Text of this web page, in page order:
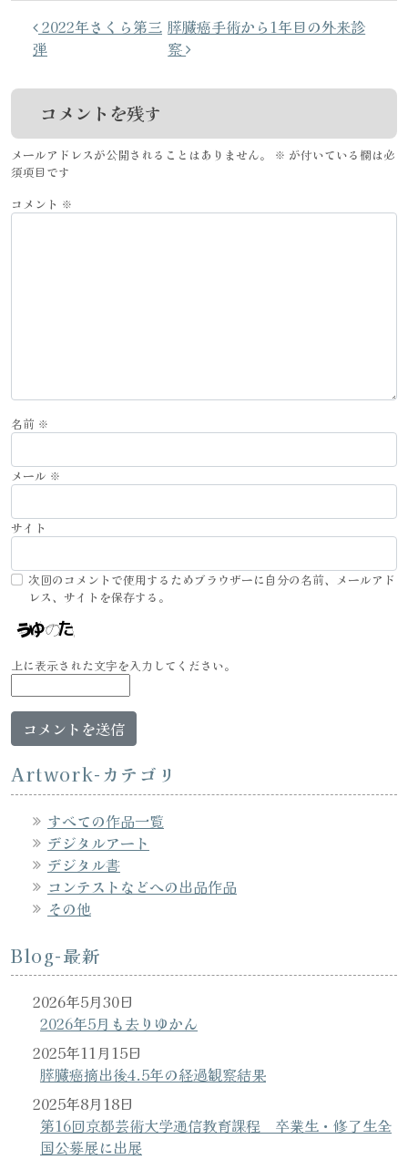
投稿ナビゲーション
2022年さくら第三
弾
膵臓癌手術から1年目の外来診
察
コメントを残す
メールアドレスが公開されることはありません。 ※ が付いている欄は必
須項目です
コメント ※
名前 ※
メール ※
サイト
次回のコメントで使用するためブラウザーに自分の名前、メールアド
レス、サイトを保存する。
上に表示された文字を入力してください。
Artwork-カテゴリ
すべての作品一覧
デジタルアート
デジタル書
コンテストなどへの出品作品
その他
Blog-最新
2026年5月も去りゆかん
2026年5月30日
膵臓癌摘出後4.5年の経過観察結果
2025年11月15日
第16回京都芸術大学通信教育課程 卒業生・修了生全
国公募展に出展
2025年8月18日